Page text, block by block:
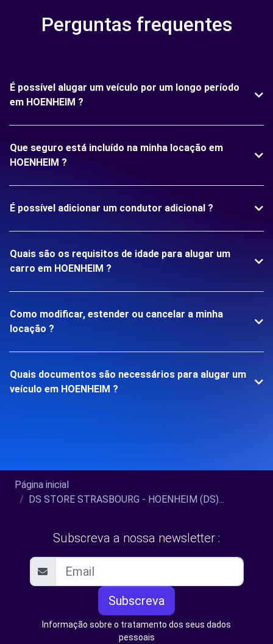
Perguntas frequentes
É possível alugar um veículo por um longo período
em HOENHEIM ?
Que seguro está incluído na minha locação em
HOENHEIM ?
É possível adicionar um condutor adicional ?
Quais são os requisitos de idade para alugar um
carro em HOENHEIM ?
Como modificar, estender ou cancelar a minha
locação ?
Quais documentos são necessários para alugar um
veículo em HOENHEIM ?
Página inicial
DS STORE STRASBOURG - HOENHEIM (DS)...
Subscreva a nossa newsletter :
Subscreva
Informação sobre o tratamento dos seus dados
pessoais